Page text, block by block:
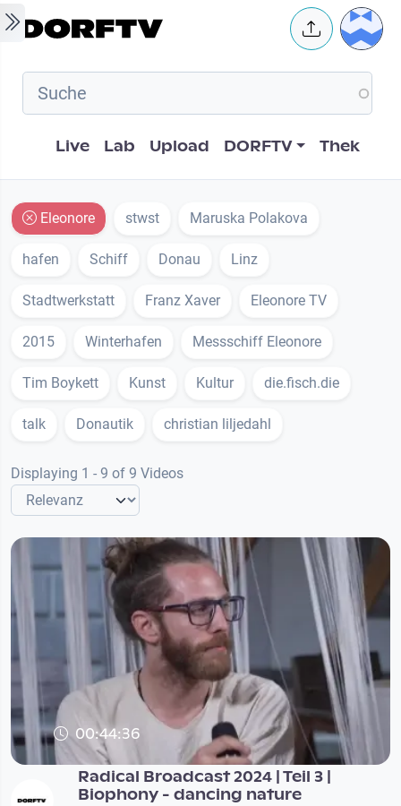
Skip to main content User
Hauptnavigation
Live Lab Upload DORFTV Thek
Eleonore stwst Maruska Polakova
hafen Schiff Donau Linz
Stadtwerkstatt Franz Xaver Eleonore TV
2015 Winterhafen Messschiff Eleonore
Tim Boykett Kunst Kultur die.fisch.die
talk Donautik christian liljedahl
Displaying 1 - 9 of 9 Videos
00:44:36
Radical Broadcast 2024 | Teil 3 |
Biophony - dancing nature